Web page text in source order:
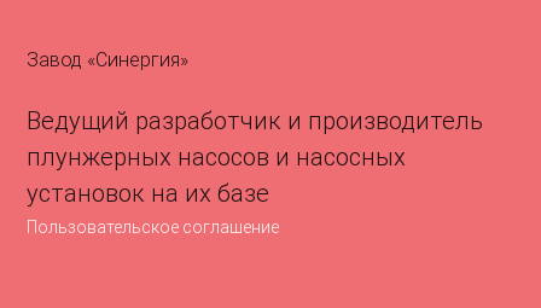
Завод «Синергия»
Ведущий разработчик и производитель
плунжерных насосов и насосных
установок на их базе
Пользовательское соглашение